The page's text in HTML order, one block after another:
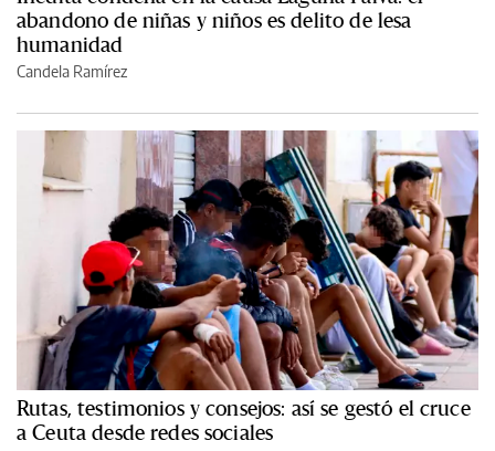
abandono de niñas y niños es delito de lesa
humanidad
Candela Ramírez
Rutas, testimonios y consejos: así se gestó el cruce
a Ceuta desde redes sociales